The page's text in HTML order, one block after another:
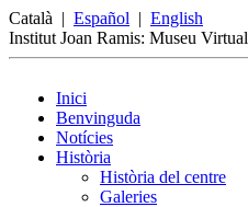
Català | Español | English
Institut Joan Ramis: Museu Virtual
Inici
Benvinguda
Notícies
Història
Història del centre
Galeries